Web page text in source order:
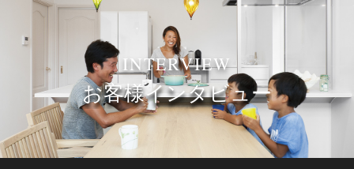
INTERVIEW
お客様インタビュー